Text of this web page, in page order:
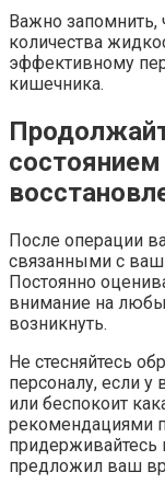
Важно запомнить,
количества
эффективному
кишечника.
После операции
связанными с
Постоянно
внимание на
возникнуть.
Не стесняйтесь
персоналу, если у
или беспокоит
рекомендациями
придерживайтесь
предложил ваш